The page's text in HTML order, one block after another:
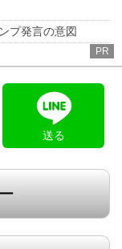
プ発言の意図
PR
送る